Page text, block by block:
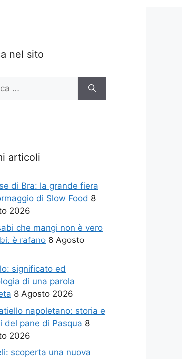
nel sito
articoli
di Bra: la grande fiera
di Slow Food 8
2026
che mangi non è vero
è rafano 8 Agosto
significato ed
di una parola
8 Agosto 2026
napoletano: storia e
del pane di Pasqua 8
2026
scoperta una nuova